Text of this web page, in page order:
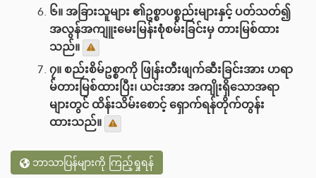
၆။ အခြားသူများ ၏ဥစ္စာပစ္စည်းများနှင့် ပတ်သတ်၍
အလွန်အကျူးမေးမြန်းစုံစမ်းခြင်းမှ တားမြစ်ထား
သည်။
၇။ စည်းစိမ်ဥစ္စာကို ဖြုန်းတီးဖျက်ဆီးခြင်းအား ဟရာ
မ်တားမြစ်ထားပြီး၊ ယင်းအား အကျိုးရှိသောအရာ
များတွင် ထိန်းသိမ်းစောင့် ရှောက်ရန်တိုက်တွန်း
ထားသည်။
ဘာသာပြန်များကို ကြည့်ရှုရန်